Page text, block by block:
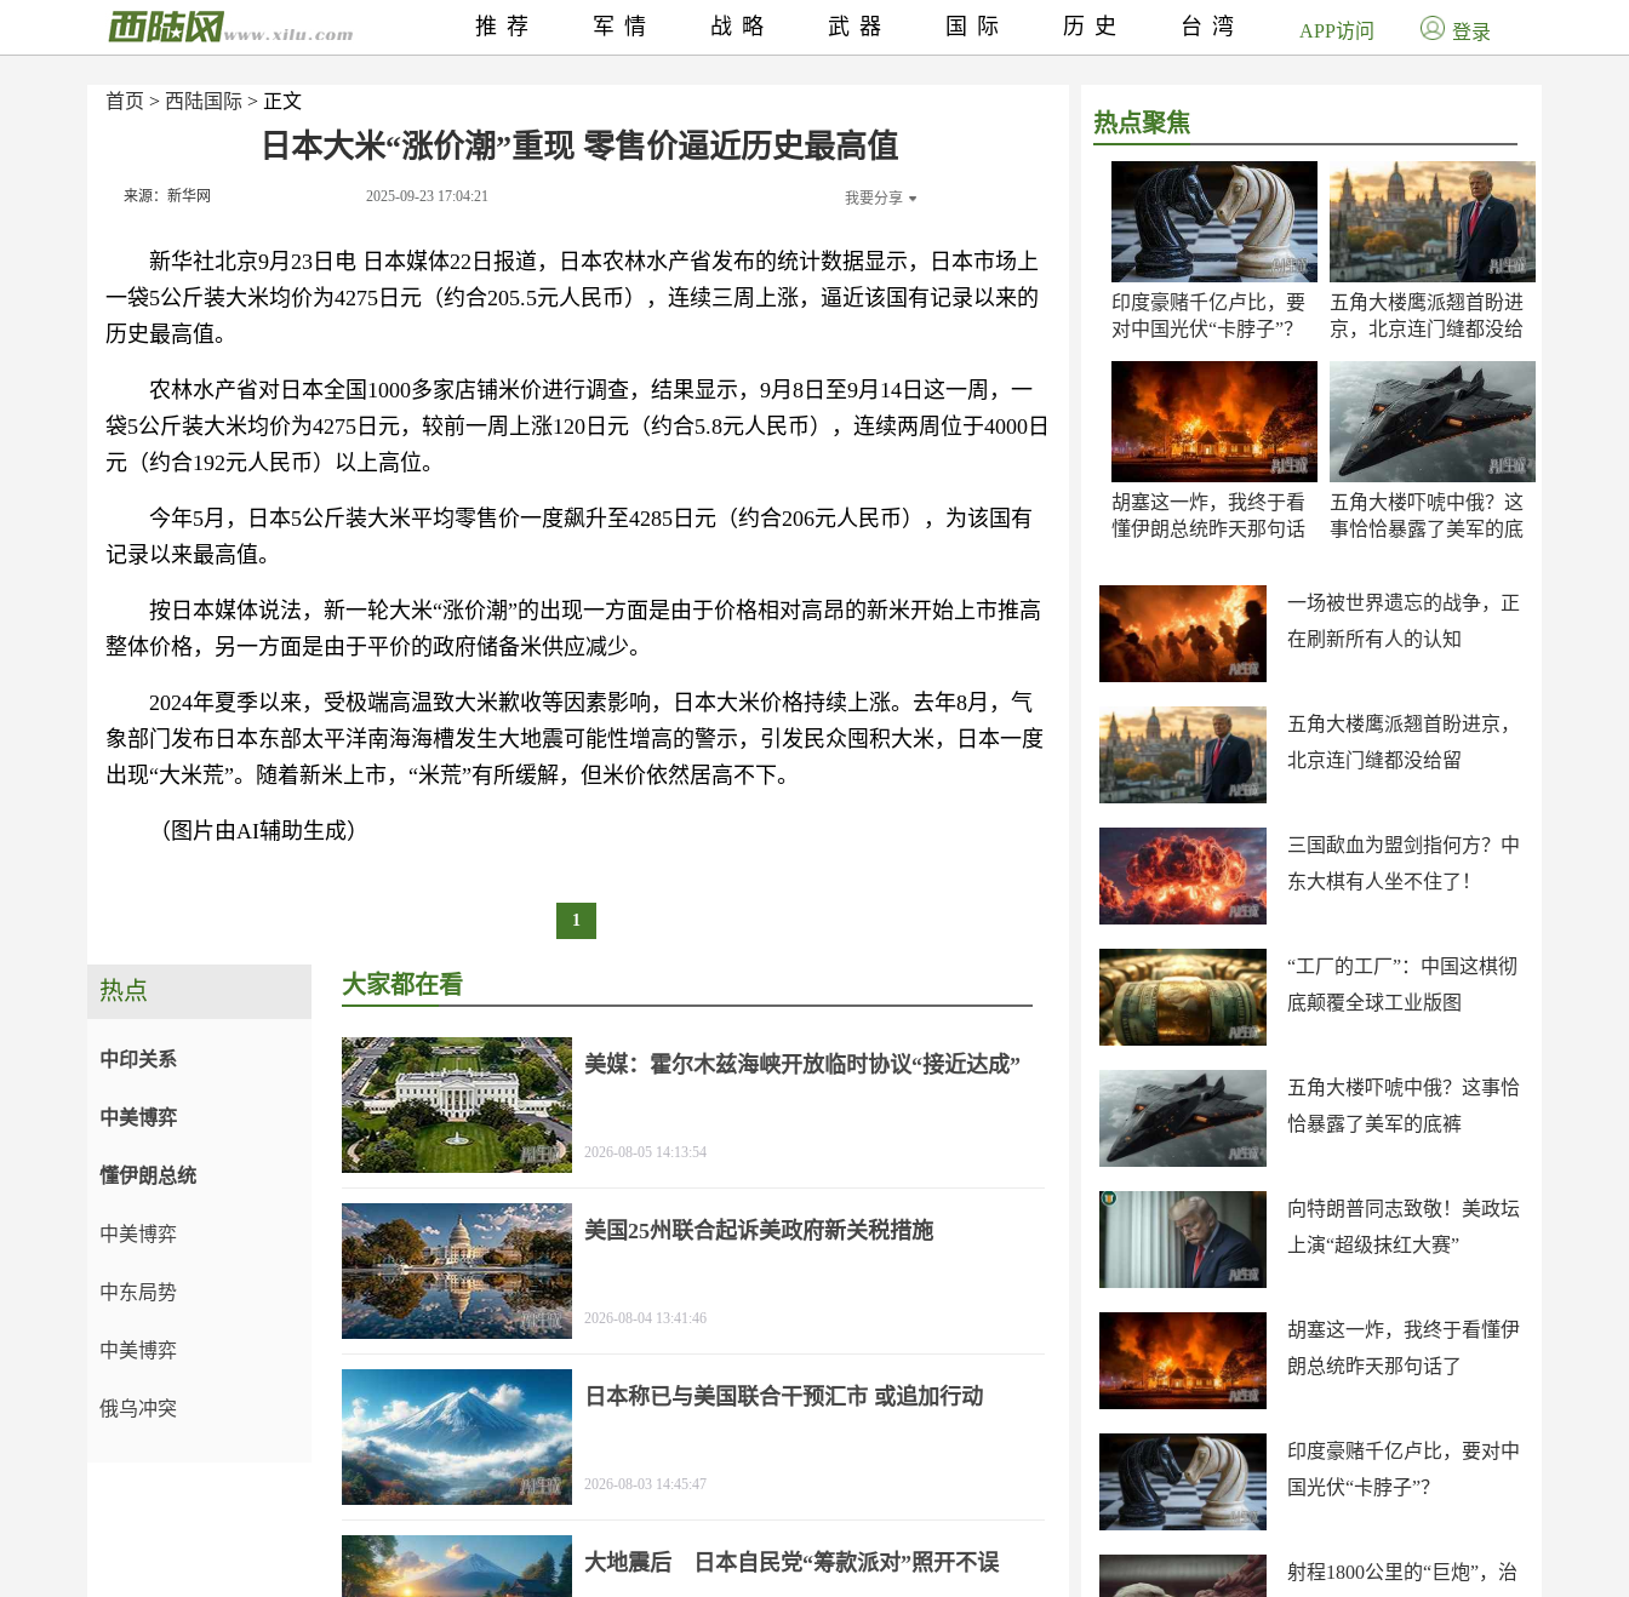
首页 > 西陆国际 > 正文
日本大米“涨价潮”重现 零售价逼近历史最高值
来源：新华网 2025-09-23 17:04:21 我要分享
新华社北京9月23日电 日本媒体22日报道，日本农林水产省发布的统计数据显示，日本市场上
一袋5公斤装大米均价为4275日元（约合205.5元人民币），连续三周上涨，逼近该国有记录以来的
历史最高值。
农林水产省对日本全国1000多家店铺米价进行调查，结果显示，9月8日至9月14日这一周，一
袋5公斤装大米均价为4275日元，较前一周上涨120日元（约合5.8元人民币），连续两周位于4000日
元（约合192元人民币）以上高位。
今年5月，日本5公斤装大米平均零售价一度飙升至4285日元（约合206元人民币），为该国有
记录以来最高值。
按日本媒体说法，新一轮大米“涨价潮”的出现一方面是由于价格相对高昂的新米开始上市推高
整体价格，另一方面是由于平价的政府储备米供应减少。
2024年夏季以来，受极端高温致大米歉收等因素影响，日本大米价格持续上涨。去年8月，气
象部门发布日本东部太平洋南海海槽发生大地震可能性增高的警示，引发民众囤积大米，日本一度
出现“大米荒”。随着新米上市，“米荒”有所缓解，但米价依然居高不下。
（图片由AI辅助生成）
1
热点聚焦
印度豪赌千亿卢比，要
对中国光伏“卡脖子”？
五角大楼鹰派翘首盼进
京，北京连门缝都没给
胡塞这一炸，我终于看
懂伊朗总统昨天那句话
五角大楼吓唬中俄？这
事恰恰暴露了美军的底
一场被世界遗忘的战争，正
在刷新所有人的认知
五角大楼鹰派翘首盼进京，
北京连门缝都没给留
三国歃血为盟剑指何方？中
东大棋有人坐不住了！
“工厂的工厂”：中国这棋彻
底颠覆全球工业版图
五角大楼吓唬中俄？这事恰
恰暴露了美军的底裤
向特朗普同志致敬！美政坛
上演“超级抹红大赛”
胡塞这一炸，我终于看懂伊
朗总统昨天那句话了
印度豪赌千亿卢比，要对中
国光伏“卡脖子”？
射程1800公里的“巨炮”，治
推荐 军情 战略 武器 国际 历史 台湾 APP访问 登录
热点
中印关系
中美博弈
懂伊朗总统
中美博弈
中东局势
中美博弈
俄乌冲突
大家都在看
美媒：霍尔木兹海峡开放临时协议“接近达成”
2026-08-05 14:13:54
美国25州联合起诉美政府新关税措施
2026-08-04 13:41:46
日本称已与美国联合干预汇市 或追加行动
2026-08-03 14:45:47
大地震后 日本自民党“筹款派对”照开不误